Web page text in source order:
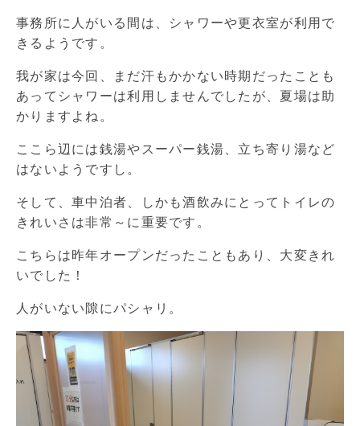
事務所に人がいる間は、シャワーや更衣室が利用で
きるようです。
我が家は今回、まだ汗もかかない時期だったことも
あってシャワーは利用しませんでしたが、夏場は助
かりますよね。
ここら辺には銭湯やスーパー銭湯、立ち寄り湯など
はないようですし。
そして、車中泊者、しかも酒飲みにとってトイレの
きれいさは非常～に重要です。
こちらは昨年オープンだったこともあり、大変きれ
いでした！
人がいない隙にパシャリ。